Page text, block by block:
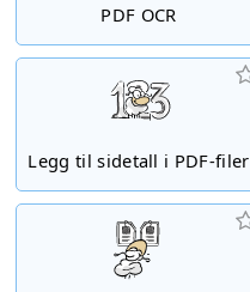
PDF OCR
Legg til sidetall i PDF-filer